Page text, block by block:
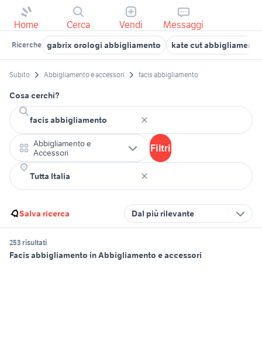
Home Cerca Vendi Messaggi
Ricerche gabrix orologi abbigliamento kate cut abbigliamento
Subito Abbigliamento e accessori facis abbigliamento
Cosa cerchi?
Abbigliamento e
Accessori
Filtri
Salva ricerca Dal più rilevante
253 risultati
Facis abbigliamento in Abbigliamento e accessori